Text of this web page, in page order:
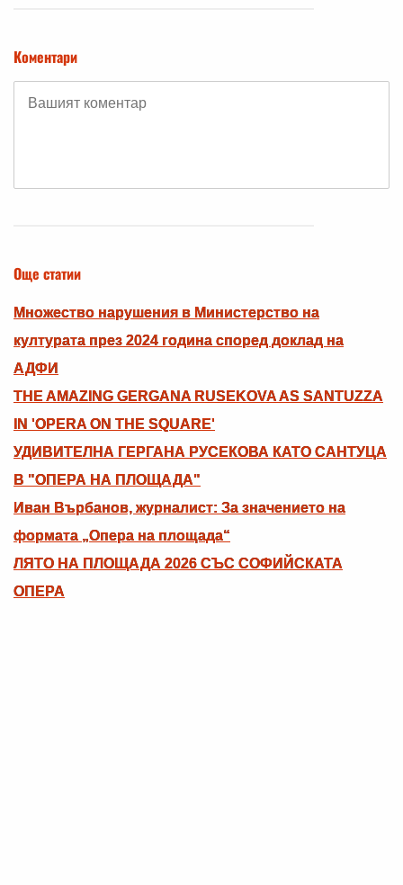
Коментари
Още статии
Множество нарушения в Министерство на
културата през 2024 година според доклад на
АДФИ
THE AMAZING GERGANA RUSEKOVA AS SANTUZZA
IN 'OPERA ON THE SQUARE'
УДИВИТЕЛНА ГЕРГАНА РУСЕКОВА КАТО САНТУЦА
В "ОПЕРА НА ПЛОЩАДА"
Иван Върбанов, журналист: За значението на
формата „Опера на площада“
ЛЯТО НА ПЛОЩАДА 2026 СЪС СОФИЙСКАТА
ОПЕРА